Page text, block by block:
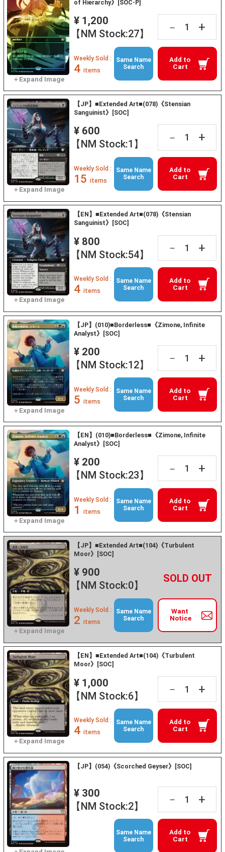
of Hierarchy》[SOC-P]
¥ 1,200
【NM Stock:27】
－ +
Add to
Cart
Weekly Sold :
4 items
Same Name
Search
【JP】■Extended Art■(078)《Stensian
Sanguinist》[SOC]
¥ 600
【NM Stock:1】
－ +
Add to
Cart
Weekly Sold :
15 items
Same Name
Search
【EN】■Extended Art■(078)《Stensian
Sanguinist》[SOC]
¥ 800
【NM Stock:54】
－ +
Add to
Cart
Weekly Sold :
4 items
Same Name
Search
【JP】(010)■Borderless■《Zimone, Infinite
Analyst》[SOC]
¥ 200
【NM Stock:12】
－ +
Add to
Cart
Weekly Sold :
5 items
Same Name
Search
【EN】(010)■Borderless■《Zimone, Infinite
Analyst》[SOC]
¥ 200
【NM Stock:23】
－ +
Add to
Cart
Weekly Sold :
1 items
Same Name
Search
【JP】■Extended Art■(104)《Turbulent
Moor》[SOC]
¥ 900
【NM Stock:0】
－ +
Want
Notice
Weekly Sold :
2 items
Same Name
Search
【EN】■Extended Art■(104)《Turbulent
Moor》[SOC]
¥ 1,000
【NM Stock:6】
－ +
Add to
Cart
Weekly Sold :
4 items
Same Name
Search
【JP】(054)《Scorched Geyser》[SOC]
¥ 300
【NM Stock:2】
－ +
Add to
Cart
Same Name
Search